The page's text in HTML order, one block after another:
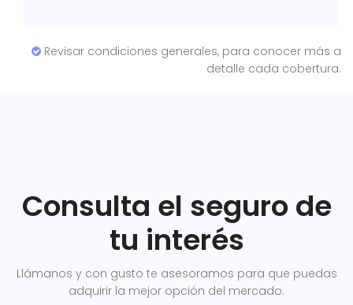
Revisar condiciones generales, para conocer más a
detalle cada cobertura.
Consulta el seguro de
tu interés
Llámanos y con gusto te asesoramos para que puedas
adquirir la mejor opción del mercado.